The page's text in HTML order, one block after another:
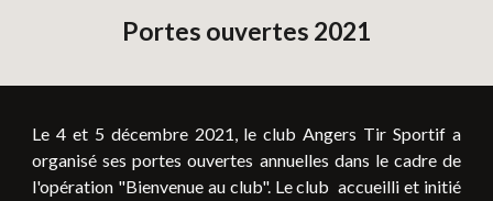
Portes ouvertes 2021
Le 4 et 5 décembre 2021, le club Angers Tir Sportif a
organisé ses portes ouvertes annuelles dans le cadre de
l'opération "Bienvenue au club". Le club accueilli et initié